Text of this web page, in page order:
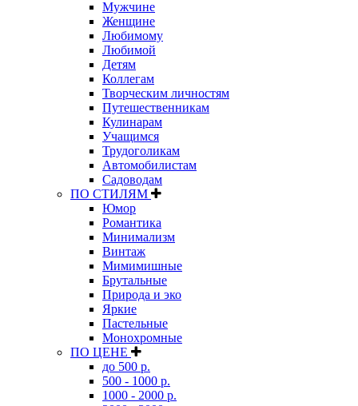
Мужчине
Женщине
Любимому
Любимой
Детям
Коллегам
Творческим личностям
Путешественникам
Кулинарам
Учащимся
Трудоголикам
Автомобилистам
Садоводам
ПО СТИЛЯМ
Юмор
Романтика
Минимализм
Винтаж
Мимимишные
Брутальные
Природа и эко
Яркие
Пастельные
Монохромные
ПО ЦЕНЕ
до 500 р.
500 - 1000 р.
1000 - 2000 р.